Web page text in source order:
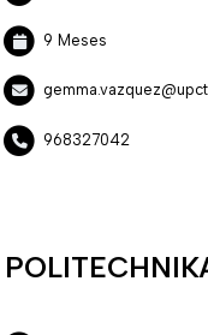
9 Meses
968327042